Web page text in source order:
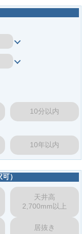
10分以内
10年以内
）
天井高
2,700mm以上
居抜き